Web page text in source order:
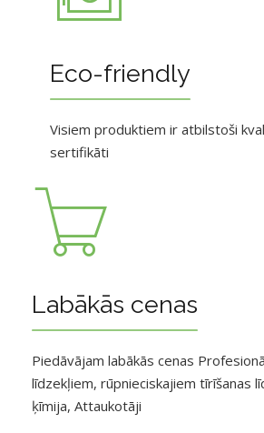
Eco-friendly
Visiem produktiem ir atbilstoši
sertifikāti
Labākās cenas
Piedāvājam labākās cenas
līdzekļiem, rūpnieciskajiem tīrīšanas
ķīmija, Attaukotāji